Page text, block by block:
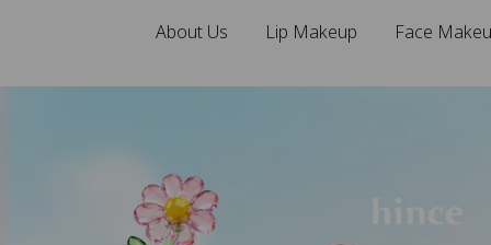
About Us Lip Makeup Face